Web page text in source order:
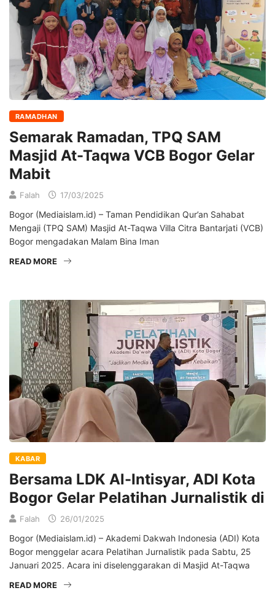
RAMADHAN
Semarak Ramadan, TPQ SAM
Masjid At-Taqwa VCB Bogor Gelar
Mabit
Falah 17/03/2025
Bogor (Mediaislam.id) – Taman Pendidikan Qur’an Sahabat
Mengaji (TPQ SAM) Masjid At-Taqwa Villa Citra Bantarjati (VCB)
Bogor mengadakan Malam Bina Iman
READ MORE
KABAR
Bersama LDK Al-Intisyar, ADI Kota
Bogor Gelar Pelatihan Jurnalistik di
Falah 26/01/2025
Bogor (Mediaislam.id) – Akademi Dakwah Indonesia (ADI) Kota
Bogor menggelar acara Pelatihan Jurnalistik pada Sabtu, 25
Januari 2025. Acara ini diselenggarakan di Masjid At-Taqwa
READ MORE